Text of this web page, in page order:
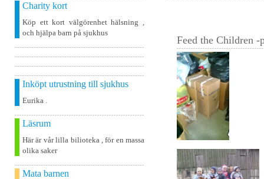
Charity kort
Köp ett kort välgörenhet hälsning ,
och hjälpa barn på sjukhus
Inköpt utrustning till sjukhus
Eurika .
Läsrum
Här är vår lilla bilioteka , för en massa
olika saker
Mata barnen
Feed the Children -